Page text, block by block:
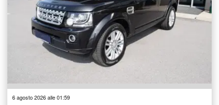
6 agosto 2026 alle 01:59